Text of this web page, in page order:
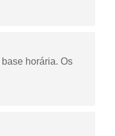
horária. Os